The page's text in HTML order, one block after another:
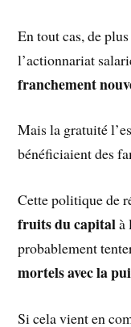
En tout cas, de
l’actionnariat
franchement
Mais la gratuité
bénéficiaient des
Cette politique de
fruits du capitalà
probablement
mortels avec la
Si cela vient en